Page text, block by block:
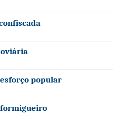
popular
formigueiro